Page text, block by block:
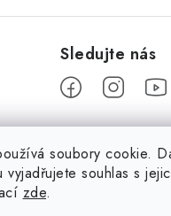
soubory cookie.
vyjadřujete souhlas s
zde.
vás